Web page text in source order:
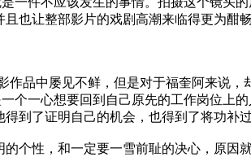
也让整部影片的戏剧高潮来临得更为酣
品中屡见不鲜，但是对于福奎阿来说
一心想要回到自己原先的工作岗位上
到了证明自己的机会，也得到了将功补
性，和一定要一雪前耻的决心，原因